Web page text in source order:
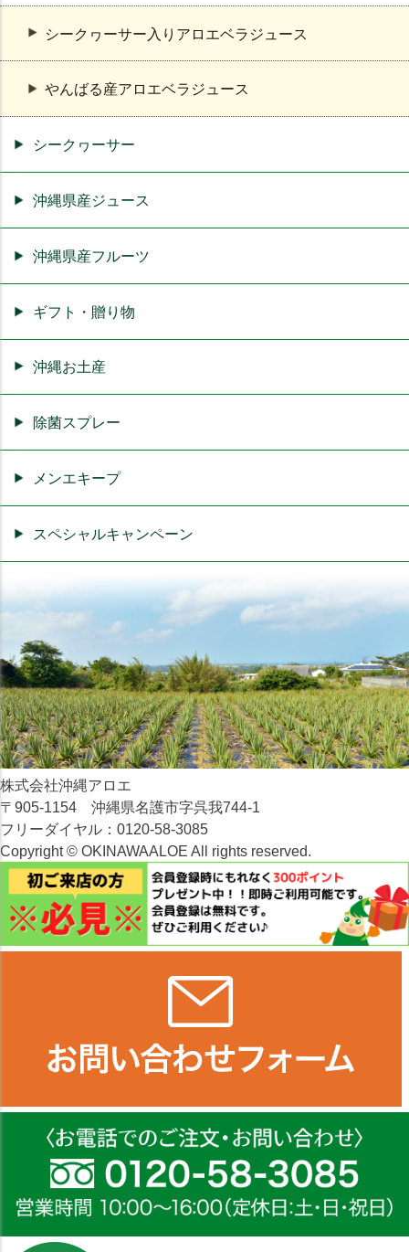
シークヮーサー入りアロエベラジュース
やんばる産アロエベラジュース
シークヮーサー
沖縄県産ジュース
沖縄県産フルーツ
ギフト・贈り物
沖縄お土産
除菌スプレー
メンエキープ
スペシャルキャンペーン
株式会社沖縄アロエ
〒905-1154 沖縄県名護市字呉我744-1
フリーダイヤル：0120-58-3085
Copyright © OKINAWAALOE All rights reserved.